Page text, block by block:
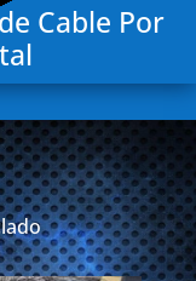
Cable Por